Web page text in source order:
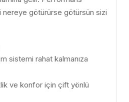
nereye götürürse götürsün sizi
sistemi rahat kalmanıza
ve konfor için çift yönlü